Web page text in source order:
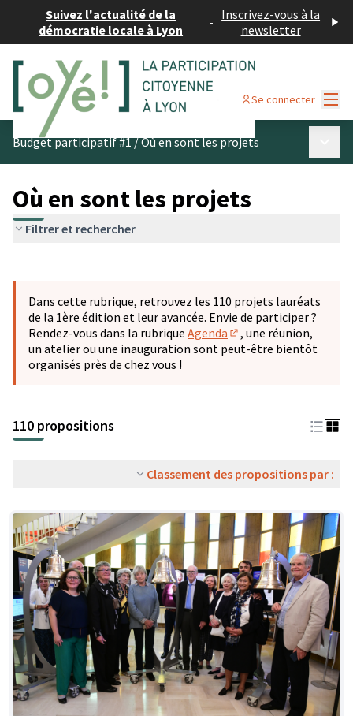
Suivez l'actualité de la
démocratie locale à Lyon
- Inscrivez-vous à la
newsletter
Se connecter
Budget participatif #1/Où en sont les projets
Où en sont les projets
Filtrer et rechercher
−
Dans cette rubrique, retrouvez les 110 projets lauréats
de la 1ère édition et leur avancée. Envie de participer ?
Rendez-vous dans la rubrique Agenda
(S'ouvre dans un
, une réunion,
un atelier ou une inauguration sont peut-être bientôt
organisés près de chez vous !
110 propositions
Classement des propositions par :